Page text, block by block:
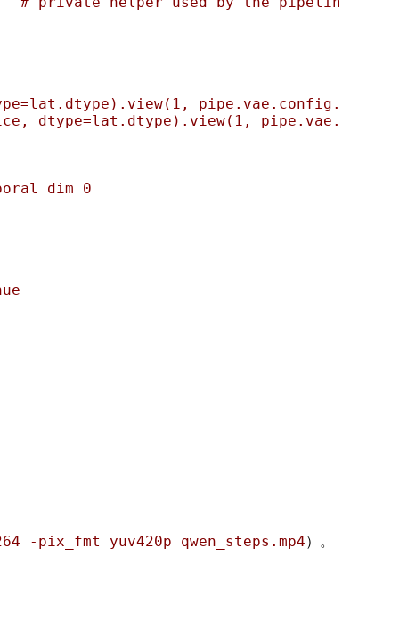
dtype=lat.dtype).view(1,
dim 0
-pix_fmt yuv420p qwen_steps.mp4）。